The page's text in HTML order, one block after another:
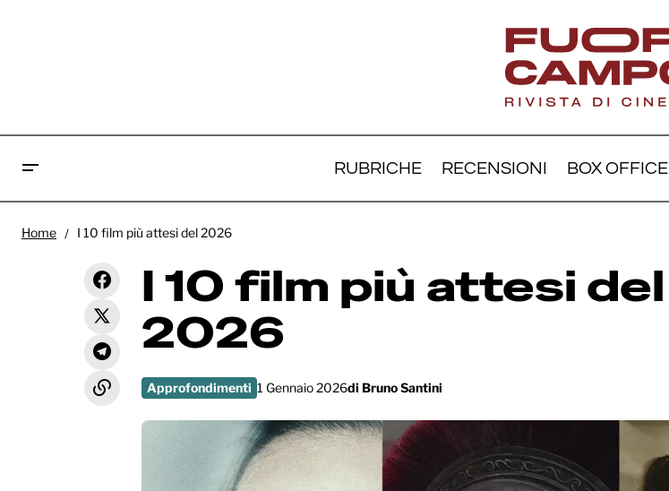
RUBRICHE RECENSIONI BOX OFFICE
redazione di Fuoricampo
Home I 10 film più attesi del 2026
I 10 film più attesi del
2026
Approfondimenti 1 Gennaio 2026di Bruno Santini